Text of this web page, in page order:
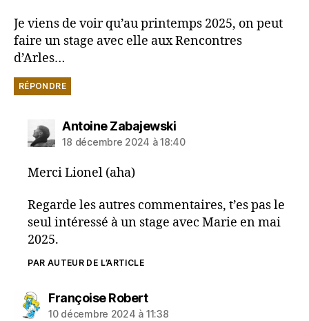
Je viens de voir qu’au printemps 2025, on peut
faire un stage avec elle aux Rencontres
d’Arles…
RÉPONDRE
Antoine Zabajewskidit :
18 décembre 2024 à 18:40
Merci Lionel (aha)
Regarde les autres commentaires, t’es pas le
seul intéressé à un stage avec Marie en mai
2025.
PAR AUTEUR DE L’ARTICLE
Françoise Robertdit :
10 décembre 2024 à 11:38